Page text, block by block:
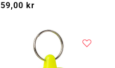
Vanlig
59,00 kr